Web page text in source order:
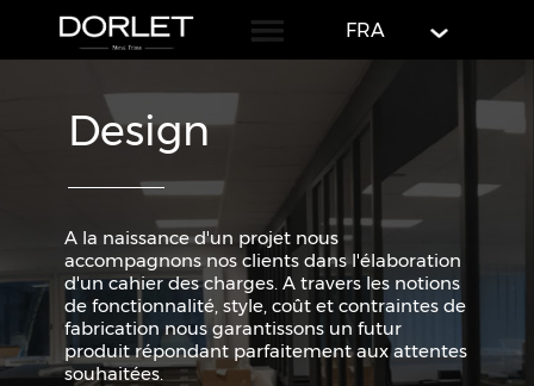
FRA
English
Design
A la naissance d'un projet nous
accompagnons nos clients dans l'élaboration
d'un cahier des charges. A travers les notions
de fonctionnalité, style, coût et contraintes de
fabrication nous garantissons un futur
produit répondant parfaitement aux attentes
souhaitées.